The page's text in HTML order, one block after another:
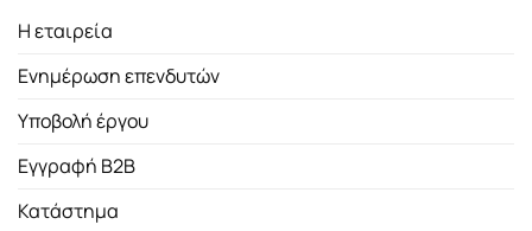
Η εταιρεία
Ενημέρωση επενδυτών
Υποβολή έργου
Εγγραφή B2B
Κατάστημα